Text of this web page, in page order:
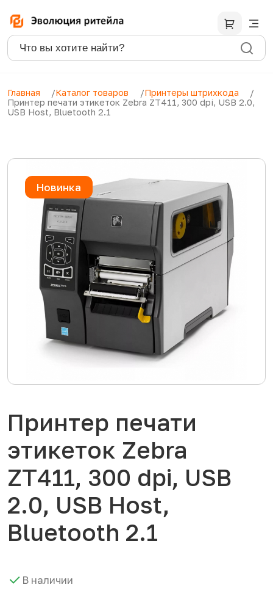
Главная Каталог товаров
Принтеры штрихкода
Принтер печати этикеток Zebra ZT411, 300 dpi, USB 2.0,
USB Host, Bluetooth 2.1
Новинка
Принтер печати
этикеток Zebra
ZT411, 300 dpi, USB
2.0, USB Host,
Bluetooth 2.1
В наличии